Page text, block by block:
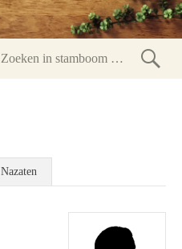
Nazaten